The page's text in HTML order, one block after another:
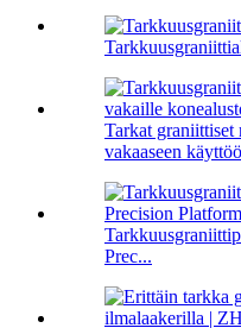
Tarkat graniittiset
vakaaseen
Prec...